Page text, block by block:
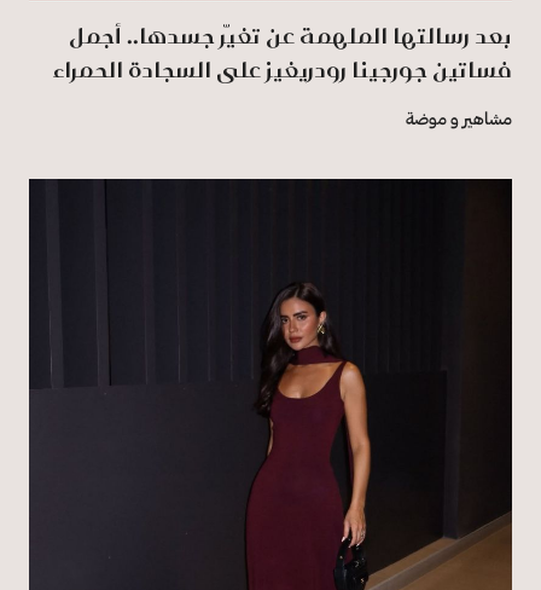
بعد رسالتها الملهمة عن تغيّر جسدها.. أجمل
فساتين جورجينا رودريغيز على السجادة الحمراء
مشاهير و موضة